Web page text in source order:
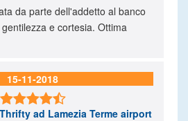
da parte dell'addetto al banco
e cortesia. Ottima
15-11-2018

ad Lamezia Terme airport